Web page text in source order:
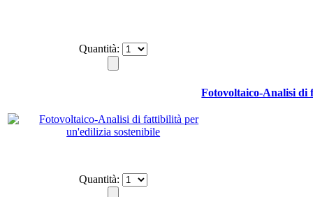
Quantità:
Fotovoltaico-Analisi di
Quantità: